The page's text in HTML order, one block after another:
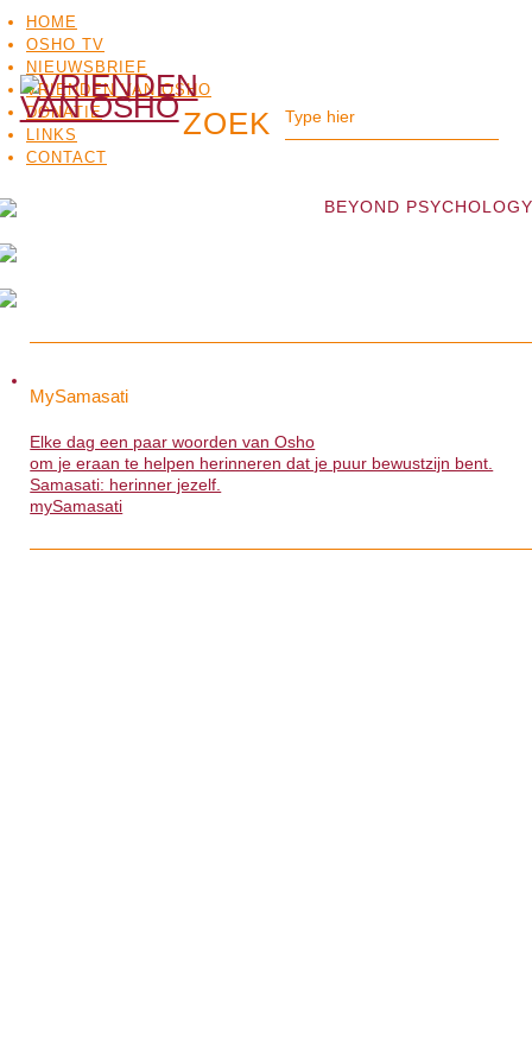
HOME
OSHO TV
NIEUWSBRIEF
VRIENDEN VAN OSHO
DONATIE
LINKS
CONTACT
OSHO
TV
BEYOND
MySamasati
Elke dag een paar woorden van Osho
om je eraan te helpen herinneren dat je puur bewustzijn bent.
Samasati: herinner jezelf.
mySamasati
MySamasati
Elke dag een paar woorden van Osho
om je eraan te helpen herinneren dat je puur bewustzijn bent.
Samasati: herinner jezelf.
>>>mySamasati